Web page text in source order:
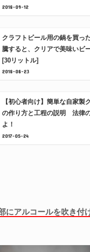
2018-09-12
クラフトビール用の鍋を買っ
騰すると、クリアで美味いビ
[30リットル]
2018-08-23
【初心者向け】簡単な自家製
の作り方と工程の説明 法律
よ！
2017-05-24
にアルコールを吹き付